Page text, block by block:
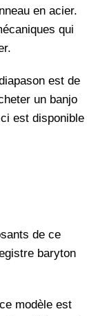
en acier.
qui
est de
un banjo
est disponible
de ce
baryton
modèle est